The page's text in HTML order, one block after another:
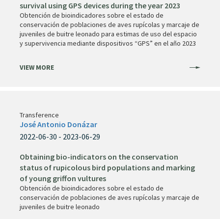
survival using GPS devices during the year 2023
Obtención de bioindicadores sobre el estado de
conservación de poblaciones de aves rupícolas y marcaje de
juveniles de buitre leonado para estimas de uso del espacio
y supervivencia mediante dispositivos “GPS” en el año 2023
VIEW MORE
Transference
José Antonio Donázar
2022-06-30 - 2023-06-29
Obtaining bio-indicators on the conservation
status of rupicolous bird populations and marking
of young griffon vultures
Obtención de bioindicadores sobre el estado de
conservación de poblaciones de aves rupícolas y marcaje de
juveniles de buitre leonado